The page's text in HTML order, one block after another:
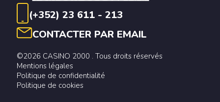
(+352) 23 611 - 213
CONTACTER PAR EMAIL
©2026 CASINO 2000 . Tous droits réservés
Mentions légales
Politique de confidentialité
Politique de cookies